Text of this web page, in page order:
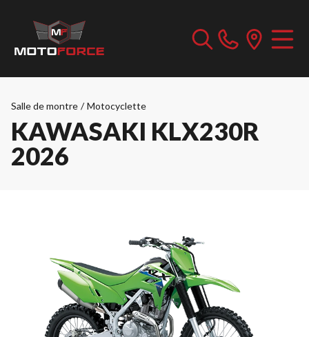
Salle de montre / Motocyclette
KAWASAKI KLX230R
2026